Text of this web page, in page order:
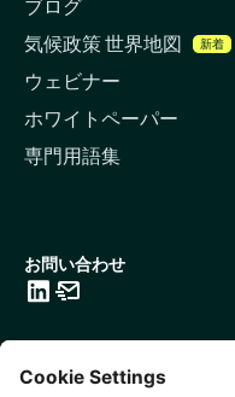
ブログ
気候政策 世界地図
新着
ウェビナー
ホワイトペーパー
専門用語集
お問い合わせ
🇸🇬 シンガポール